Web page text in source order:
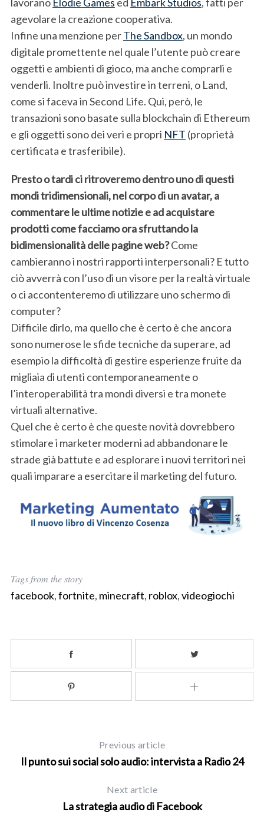
lavorano Elodie Games ed Embark Studios, fatti per
agevolare la creazione cooperativa.
Infine una menzione perThe Sandbox, un mondo
digitale promettente nel quale l’utente può creare
oggetti e ambienti di gioco, ma anche comprarli e
venderli. Inoltre può investire in terreni, o Land,
come si faceva in Second Life. Qui, però, le
transazioni sono basate sulla blockchain di Ethereum
e gli oggetti sono dei veri e propri NFT (proprietà
certificata e trasferibile).
Presto o tardi ci ritroveremo dentro uno di questi
mondi tridimensionali, nel corpo di un avatar, a
commentare le ultime notizie e ad acquistare
prodotti come facciamo ora sfruttando la
bidimensionalità delle pagine web?Come
cambieranno i nostri rapporti interpersonali? E tutto
ciò avverrà con l’uso di un visore per la realtà virtuale
o ci accontenteremo di utilizzare uno schermo di
computer?
Difficile dirlo, ma quello che è certo è che ancora
sono numerose le sfide tecniche da superare, ad
esempio la difficoltà di gestire esperienze fruite da
migliaia di utenti contemporaneamente o
l’interoperabilità tra mondi diversi e tra monete
virtuali alternative.
Quel che è certo è che queste novità dovrebbero
stimolare i marketer moderni ad abbandonare le
strade già battute e ad esplorare i nuovi territori nei
quali imparare a esercitare il marketing del futuro.
Tags from the story
facebook,fortnite, minecraft, roblox,videogiochi
Previous article
Il punto sui social solo audio: intervista a Radio 24
Next article
La strategia audio di Facebook